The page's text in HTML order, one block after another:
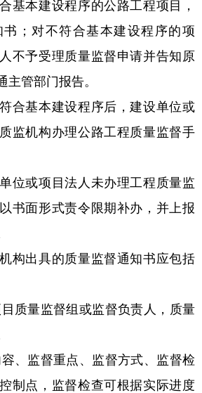
基本建设程序的公路工程项目，
；对不符合基本建设程序的项
不予受理质量监督申请并告知原
主管部门报告。
基本建设程序后，建设单位或
监机构办理公路工程质量监督手
或项目法人未办理工程质量监
书面形式责令限期补办，并上报
出具的质量监督通知书应包括
量监督组或监督负责人，质量
监督重点、监督方式、监督检
制点，监督检查可根据实际进度